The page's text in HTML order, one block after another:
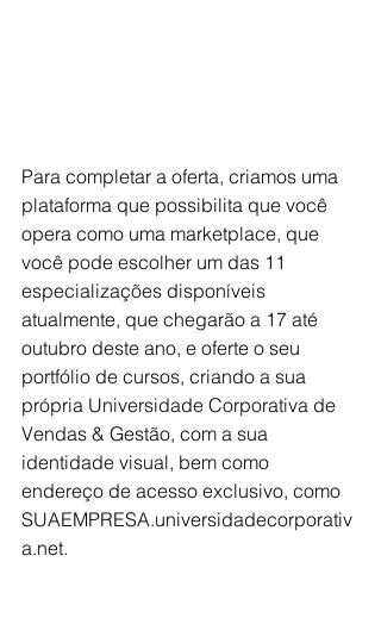
Para completar a oferta, criamos uma
plataforma que possibilita que você
opera como uma marketplace, que
você pode escolher um das 11
especializações disponíveis
atualmente, que chegarão a 17 até
outubro deste ano, e oferte o seu
portfólio de cursos, criando a sua
própria Universidade Corporativa de
Vendas & Gestão, com a sua
identidade visual, bem como
endereço de acesso exclusivo, como
SUAEMPRESA.universidadecorporativ
a.net.